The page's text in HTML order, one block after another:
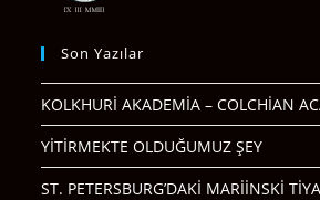
Son Yazılar
KOLKHURİ AKADEMİA – COLCHİAN
YİTİRMEKTE OLDUĞUMUZ ŞEY
ST. PETERSBURG’DAKİ MARİİNSKİ